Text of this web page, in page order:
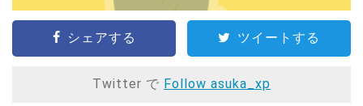
シェアする ツイートする
Twitter で Follow asuka_xp